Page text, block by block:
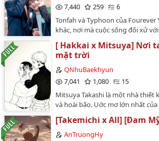
7,440
259
6
Tonfah và Typhoon của
khác, nơi mà cuộc sống đối xử
Anh sẽ theo đuổi em như thế
[ Hakkai x Mitsuya] Nơi
mặt trời
QNhuBaekhyun
7,041
1,080
15
Mitsuya Takashi là một nhà thiết
và hoài bão. Uớc mơ lớn nhất
diễn thời trang lớn,nhỏ. Sau
đánh giá thấp về các bản thiết kế
[Takemichi x All] [Đam
AnTruongHy